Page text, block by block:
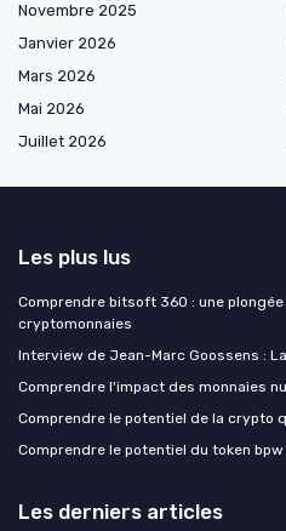
Novembre 2025
Janvier 2026
Mars 2026
Mai 2026
Juillet 2026
Les plus lus
Comprendre bitsoft 360 : une
cryptomonnaies
Interview de Jean-Marc Goossens :
Comprendre l'impact des monnaies
Comprendre le potentiel de la crypto
Comprendre le potentiel du token bpw
Les derniers articles